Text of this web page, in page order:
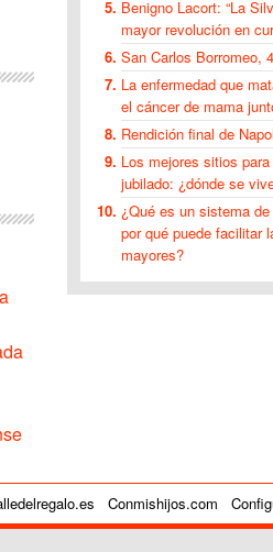
Benigno Lacort: “La
mayor revolución en
San Carlos Borromeo,
La enfermedad que
el cáncer de mama
Rendición final de
Los mejores sitios
jubilado: ¿dónde se
¿Qué es un sistema
por qué puede facilitar
mayores?
Conmishijos.com